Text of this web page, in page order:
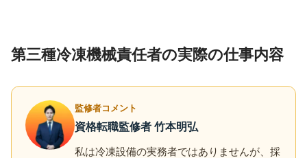
第三種冷凍機械責任者の実際の仕事内容
監修者コメント
資格転職監修者 竹本明弘
私は冷凍設備の実務者ではありませんが、採